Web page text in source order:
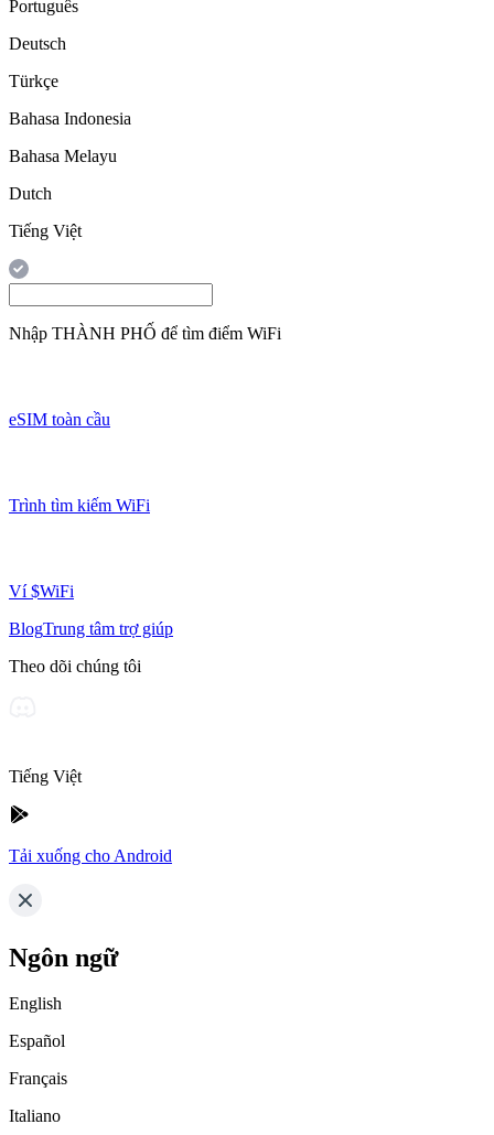
Português
Deutsch
Türkçe
Bahasa Indonesia
Bahasa Melayu
Dutch
Tiếng Việt
Nhập THÀNH PHỐ để tìm điểm WiFi
eSIM toàn cầu
Trình tìm kiếm WiFi
Ví $WiFi
BlogTrung tâm trợ giúp
Theo dõi chúng tôi
Tiếng Việt
Tải xuống cho Android
Ngôn ngữ
English
Español
Français
Italiano